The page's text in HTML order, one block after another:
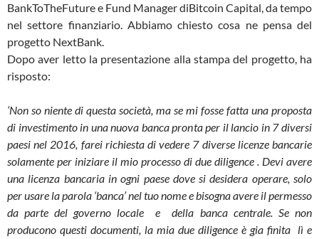
BankToTheFuture e Fund Manager diBitcoin Capital, da tempo
nel settore finanziario. Abbiamo chiesto cosa ne pensa del
progetto NextBank.
Dopo aver letto la presentazione alla stampa del progetto, ha
risposto:
‘Non so niente di questa società, ma se mi fosse fatta una proposta
di investimento in una nuova banca pronta per il lancio in 7 diversi
paesi nel 2016, farei richiesta di vedere 7 diverse licenze bancarie
solamente per iniziare il mio processo di due diligence . Devi avere
una licenza bancaria in ogni paese dove si desidera operare, solo
per usare la parola ‘banca’ nel tuo nome e bisogna avere il permesso
da parte del governo locale e della banca centrale. Se non
producono questi documenti, la mia due diligence è gia finita lì e